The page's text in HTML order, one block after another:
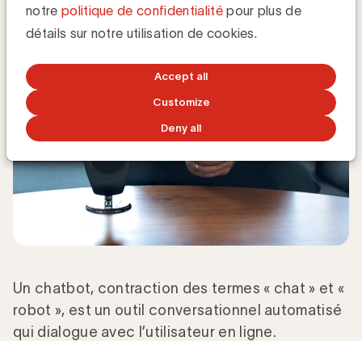
notre politique de confidentialitépour plus de
détails sur notre utilisation de cookies.
Accept all
Customize
Deny all
15 DÉCEMBRE 2017
Un chatbot, contraction des termes « chat » et «
robot », est un outil conversationnel automatisé
qui dialogue avec l’utilisateur en ligne.